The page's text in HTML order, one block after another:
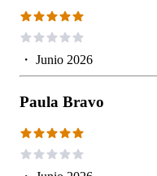
・ Junio 2026
Paula Bravo